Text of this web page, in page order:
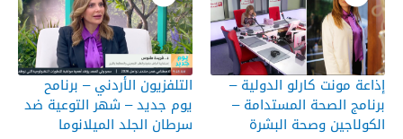
إذاعة مونت كارلو الدولية –
برنامج الصحة المستدامة –
الكولاجين وصحة البشرة
التلفزيون الأردني – برنامح
يوم جديد – شهر التوعية ضد
سرطان الجلد الميلانوما